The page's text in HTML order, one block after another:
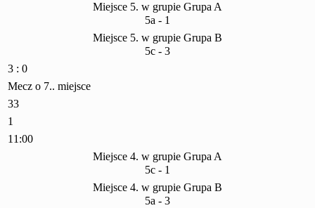
Miejsce 5. w grupie Grupa A
5a - 1
Miejsce 5. w grupie Grupa B
5c - 3
3 : 0
Mecz o 7.. miejsce
33
1
11:00
Miejsce 4. w grupie Grupa A
5c - 1
Miejsce 4. w grupie Grupa B
5a - 3